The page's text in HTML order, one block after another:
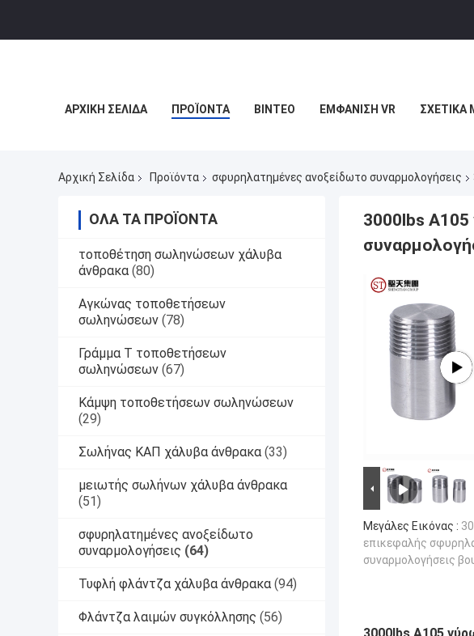
ΑΡΧΙΚΉ ΣΕΛΊΔΑ ΠΡΟΪΌΝΤΑ ΒΊΝΤΕΟ ΕΜΦΆΝΙΣΗ VR ΣΧΕΤΙΚΆ
Αρχική Σελίδα Προϊόντα σφυρηλατημένες ανοξείδωτο συναρμολογήσεις
ΌΛΑ ΤΑ ΠΡΟΪΌΝΤΑ
τοποθέτηση σωληνώσεων χάλυβα
άνθρακα (80)
Αγκώνας τοποθετήσεων
σωληνώσεων (78)
Γράμμα Τ τοποθετήσεων
σωληνώσεων (67)
Κάμψη τοποθετήσεων σωληνώσεων
(29)
Σωλήνας ΚΑΠ χάλυβα άνθρακα (33)
μειωτής σωλήνων χάλυβα άνθρακα
(51)
σφυρηλατημένες ανοξείδωτο
συναρμολογήσεις (64)
Τυφλή φλάντζα χάλυβα άνθρακα (94)
Φλάντζα λαιμών συγκόλλησης (56)
3000lbs
Μεγάλες Εικόνας :
επικεφαλής
συναρμολογήσεις